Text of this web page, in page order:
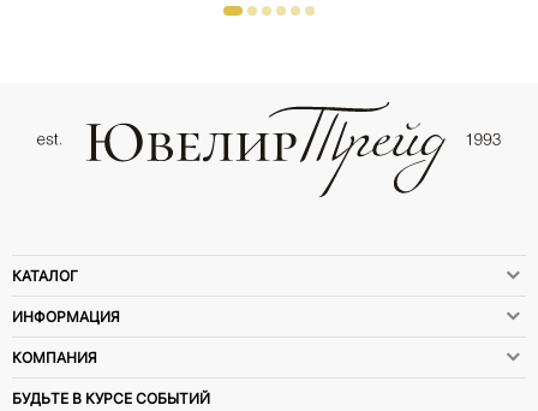
КАТАЛОГ
ИНФОРМАЦИЯ
КОМПАНИЯ
БУДЬТЕ В КУРСЕ СОБЫТИЙ